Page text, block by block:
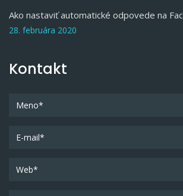
Ako nastaviť automatické odpovede na
28. februára 2020
Kontakt